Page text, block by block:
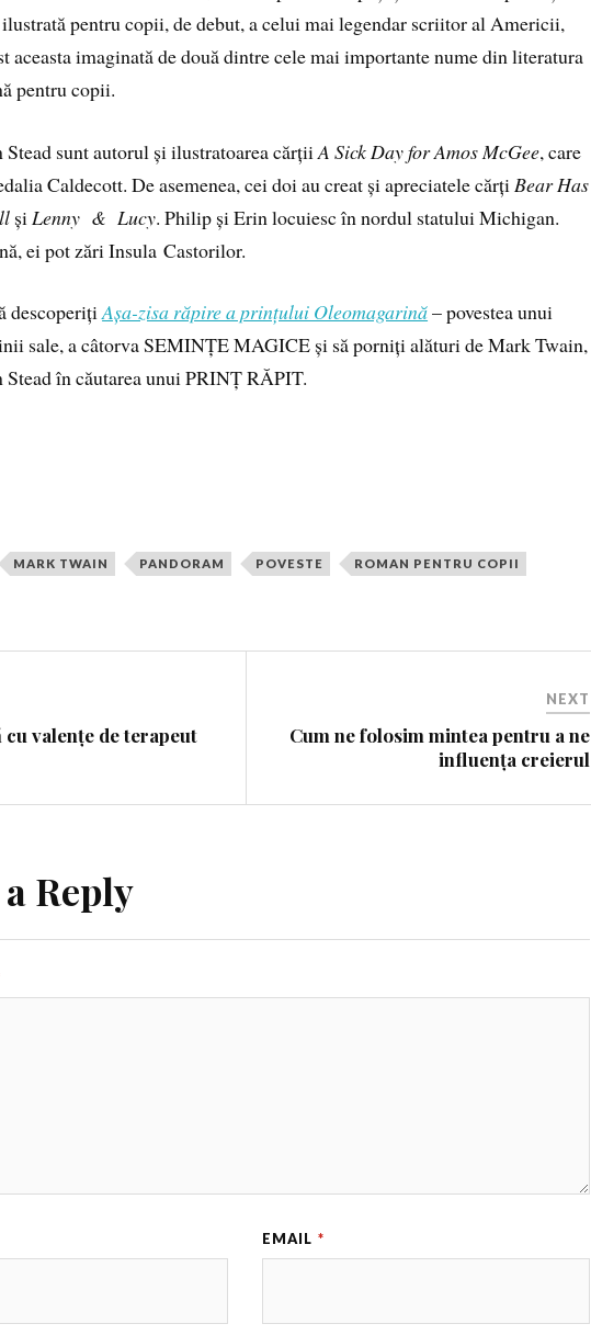
ilustrată pentru copii, de debut, a celui mai legendar scriitor al Americii,
aceasta imaginată de două dintre cele mai importante nume din literatura
pentru copii.
sunt autorul și ilustratoarea cărțiiA Sick Day for Amos McGee, care
Caldecott. De asemenea, cei doi au creat și apreciatele cărți Bear Has
și Lenny & Lucy. Philip și Erin locuiesc în nordul statului Michigan.
ei pot zări Insula Castorilor.
descoperițiAșa-zisa răpire a prințului Oleomagarină– povestea unui
sale, a câtorva SEMINȚE MAGICE și să porniți alături de Mark Twain,
în căutarea unui PRINȚ RĂPIT.
MARK TWAIN PANDORAM POVESTE ROMAN PENTRU COPII
valențe de terapeut
NEXT
Cum ne folosim mintea pentru a ne
influența creierul
Reply
EMAIL *